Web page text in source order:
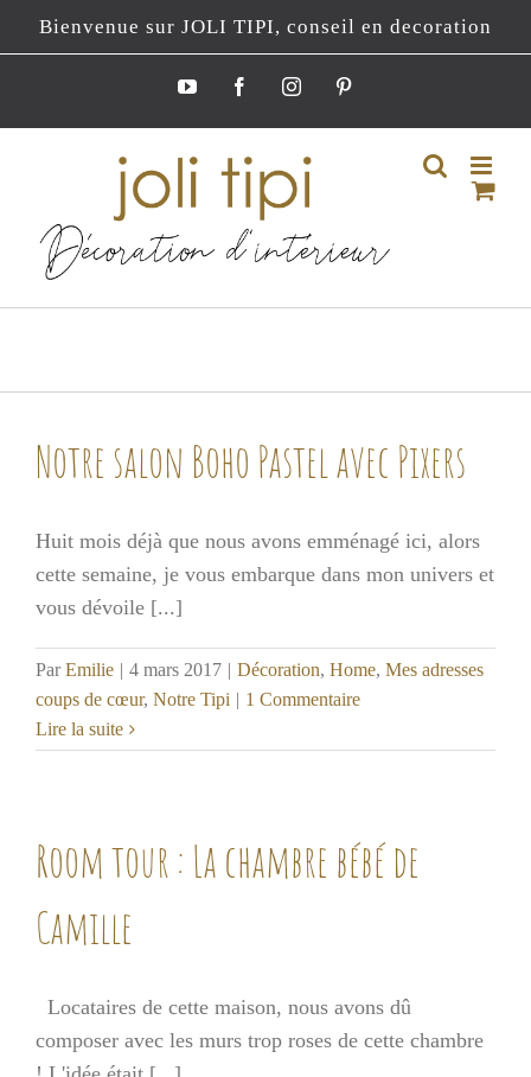
Passer
au
Bienvenue sur JOLI TIPI, conseil en decoration
YouTubeFacebookInstagramPinterest
Notre salon Boho Pastel avec Pixers
Huit mois déjà que nous avons emménagé ici, alors
cette semaine, je vous embarque dans mon univers et
vous dévoile [...]
ParEmilie | 4 mars 2017 | Décoration, Home, Mes adresses
coups de cœur, Notre Tipi | 1 Commentaire
Lire la suite
Room tour : La chambre bébé de
Camille
Locataires de cette maison, nous avons dû
composer avec les murs trop roses de cette chambre